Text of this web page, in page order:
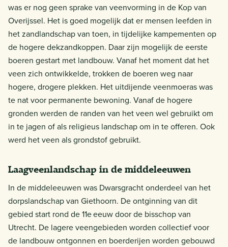
was er nog geen sprake van veenvorming in de Kop van
Overijssel. Het is goed mogelijk dat er mensen leefden in
het zandlandschap van toen, in tijdelijke kampementen op
de hogere dekzandkoppen. Daar zijn mogelijk de eerste
boeren gestart met landbouw. Vanaf het moment dat het
veen zich ontwikkelde, trokken de boeren weg naar
hogere, drogere plekken. Het uitdijende veenmoeras was
te nat voor permanente bewoning. Vanaf de hogere
gronden werden de randen van het veen wel gebruikt om
in te jagen of als religieus landschap om in te offeren. Ook
werd het veen als grondstof gebruikt.
Laagveenlandschap in de middeleeuwen
In de middeleeuwen was Dwarsgracht onderdeel van het
dorpslandschap van Giethoorn. De ontginning van dit
gebied start rond de 11eeeuw door de bisschop van
Utrecht. De lagere veengebieden worden collectief voor
de landbouw ontgonnen en boerderijen worden gebouwd